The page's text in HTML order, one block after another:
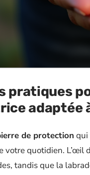
pratiques
adaptée
de protection qui
votre quotidien. L’œil
tandis que la